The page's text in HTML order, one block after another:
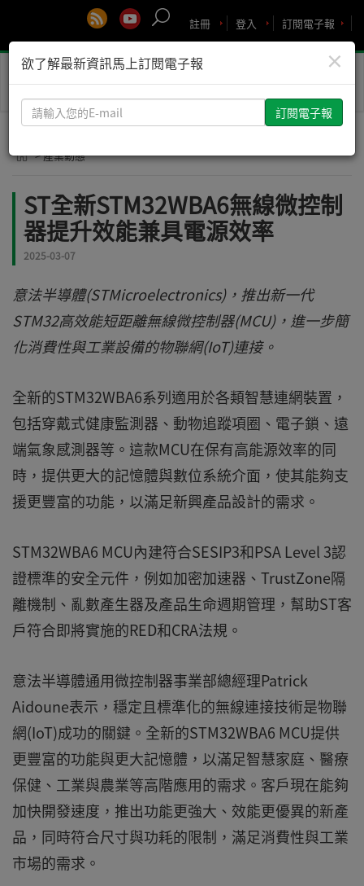
訂閱電子報
登入
註冊
Toggle
> 產業動態
ST全新STM32WBA6無線微控制
器提升效能兼具電源效率
2025-03-07
意法半導體(STMicroelectronics)，推出新一代
STM32高效能短距離無線微控制器(MCU)，進一步簡
化消費性與工業設備的物聯網(IoT)連接。
全新的STM32WBA6系列適用於各類智慧連網裝置，
包括穿戴式健康監測器、動物追蹤項圈、電子鎖、遠
端氣象感測器等。這款MCU在保有高能源效率的同
時，提供更大的記憶體與數位系統介面，使其能夠支
援更豐富的功能，以滿足新興產品設計的需求。
STM32WBA6 MCU內建符合SESIP3和PSA Level 3認
證標準的安全元件，例如加密加速器、TrustZone隔
離機制、亂數產生器及產品生命週期管理，幫助ST客
戶符合即將實施的RED和CRA法規。
意法半導體通用微控制器事業部總經理Patrick
Aidoune表示，穩定且標準化的無線連接技術是物聯
網(IoT)成功的關鍵。全新的STM32WBA6 MCU提供
更豐富的功能與更大記憶體，以滿足智慧家庭、醫療
保健、工業與農業等高階應用的需求。客戶現在能夠
加快開發速度，推出功能更強大、效能更優異的新產
品，同時符合尺寸與功耗的限制，滿足消費性與工業
市場的需求。
×
欲了解最新資訊馬上訂閱電子報
請
輸
您
E-
mail